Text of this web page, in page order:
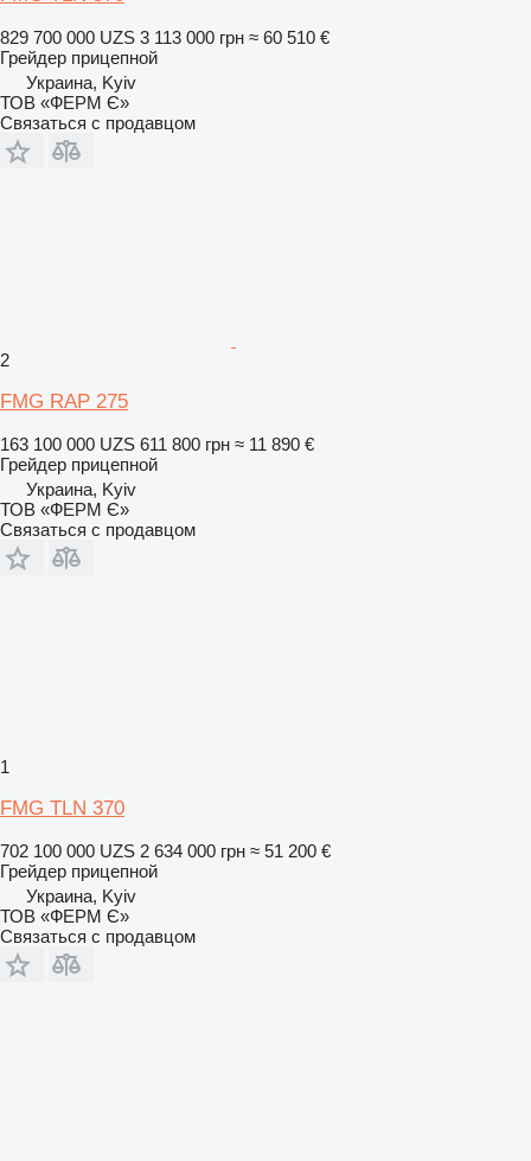
829 700 000 UZS 3 113 000 грн ≈ 60 510 €
Грейдер прицепной
Украина, Kyiv
ТОВ «ФЕРМ Є»
Связаться с продавцом
2
FMG RAP 275
163 100 000 UZS 611 800 грн ≈ 11 890 €
Грейдер прицепной
Украина, Kyiv
ТОВ «ФЕРМ Є»
Связаться с продавцом
1
FMG TLN 370
702 100 000 UZS 2 634 000 грн ≈ 51 200 €
Грейдер прицепной
Украина, Kyiv
ТОВ «ФЕРМ Є»
Связаться с продавцом